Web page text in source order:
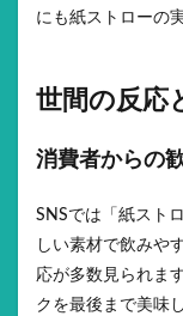
にも紙ストローの
世間の反応
消費者からの
SNSでは「紙スト
しい素材で飲みや
応が多数見られま
クを最後まで美味